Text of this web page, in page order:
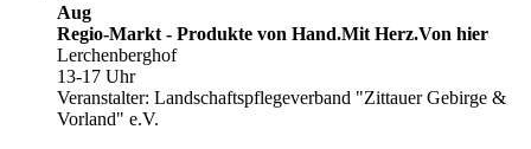
Aug
Regio-Markt - Produkte von Hand.Mit Herz.Von hier
Lerchenberghof
13-17 Uhr
Veranstalter: Landschaftspflegeverband "Zittauer Gebirge &
Vorland" e.V.